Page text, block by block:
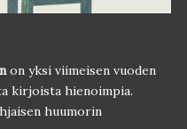
on yksi viimeisen vuoden
kirjoista hienoimpia.
huumorin